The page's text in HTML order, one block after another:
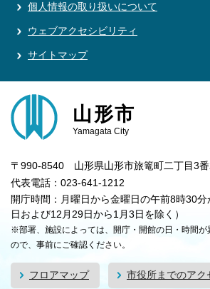
個人情報の取り扱いについて
ウェブアクセシビリティ
サイトマップ
山形市
Yamagata City
〒990-8540 山形県山形市旅篭町二丁目3
代表電話：023-641-1212
開庁時間：月曜日から金曜日の午前8時30
日および12月29日から1月3日を除く）
※部署、施設によっては、開庁・開館の日・時間が
ので、事前にご確認ください。
フロアマップ 市役所までのアク